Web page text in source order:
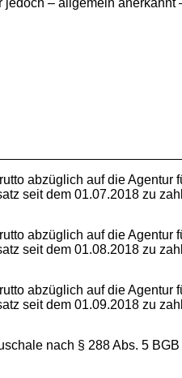
– allgemein
abzüglich auf die Agentur
seit dem 01.07.2018 zu
abzüglich auf die Agentur
seit dem 01.08.2018 zu
abzüglich auf die Agentur
seit dem 01.09.2018 zu
nach § 288 Abs. 5